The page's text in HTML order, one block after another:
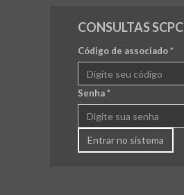
CONSULTAS SCPC
Código de associado*
Senha*
Entrar no sistema